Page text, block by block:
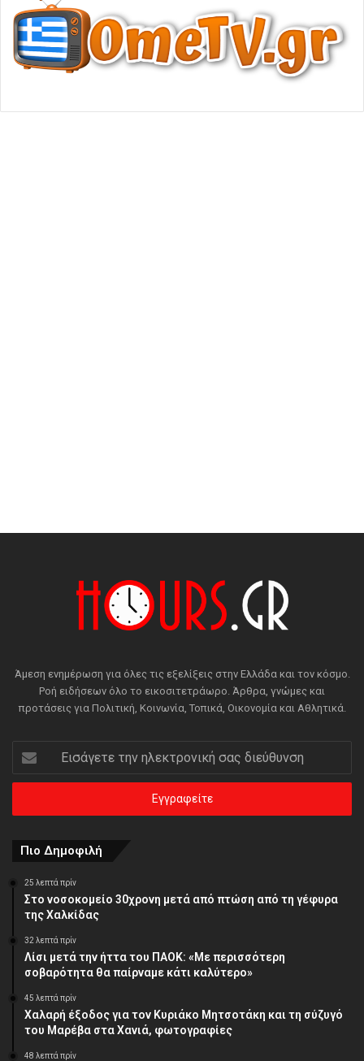
Άμεση ενημέρωση για όλες τις εξελίξεις στην Ελλάδα και τον κόσμο.
Ροή ειδήσεων όλο το εικοσιτετράωρο. Άρθρα, γνώμες και
προτάσεις για Πολιτική, Κοινωνία, Τοπικά, Οικονομία και Αθλητικά.
την
ηλεκτρονική
διεύθυνση
Πιο Δημοφιλή
25 λεπτά πρίν
Στο νοσοκομείο 30χρονη μετά από πτώση από τη γέφυρα
της Χαλκίδας
32 λεπτά πρίν
Λίσι μετά την ήττα του ΠΑΟΚ: «Με περισσότερη
σοβαρότητα θα παίρναμε κάτι καλύτερο»
45 λεπτά πρίν
Χαλαρή έξοδος για τον Κυριάκο Μητσοτάκη και τη σύζυγό
του Μαρέβα στα Χανιά, φωτογραφίες
48 λεπτά πρίν